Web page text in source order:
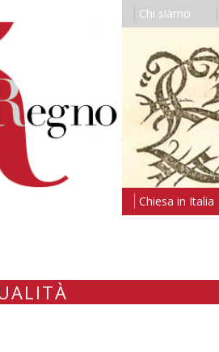
Chi siamo
Chiesa in Italia